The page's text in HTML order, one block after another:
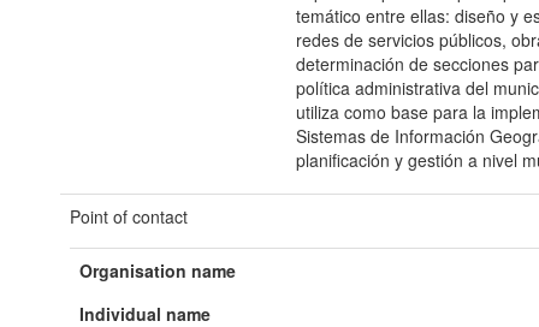
temático entre ellas: diseño y
redes de servicios públicos,
determinación de secciones
política administrativa del
utiliza como base para la
Sistemas de Información
planificación y gestión a nivel
Point of contact
Organisation name
Individual name